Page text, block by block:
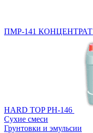
ПМР-141 КОНЦЕНТРАТ
HARD TOP PH-146
Сухие смеси
Грунтовки и эмульсии